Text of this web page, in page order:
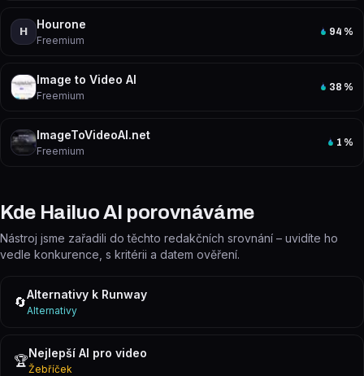
H
Hourone
Freemium
94 %
Image to Video AI
Freemium
38 %
ImageToVideoAI.net
Freemium
1 %
Kde Hailuo AI porovnáváme
Nástroj jsme zařadili do těchto redakčních srovnání – uvidíte ho
vedle konkurence, s kritérii a datem ověření.
🔄Alternativy k Runway
Alternativy
🏆Nejlepší AI pro video
Žebříček